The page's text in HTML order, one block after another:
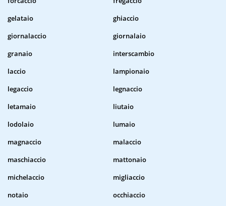
gelataio
ghiaccio
giornalaccio
giornalaio
granaio
interscambio
laccio
lampionaio
legaccio
legnaccio
letamaio
liutaio
lodolaio
lumaio
magnaccio
malaccio
maschiaccio
mattonaio
michelaccio
migliaccio
notaio
occhiaccio